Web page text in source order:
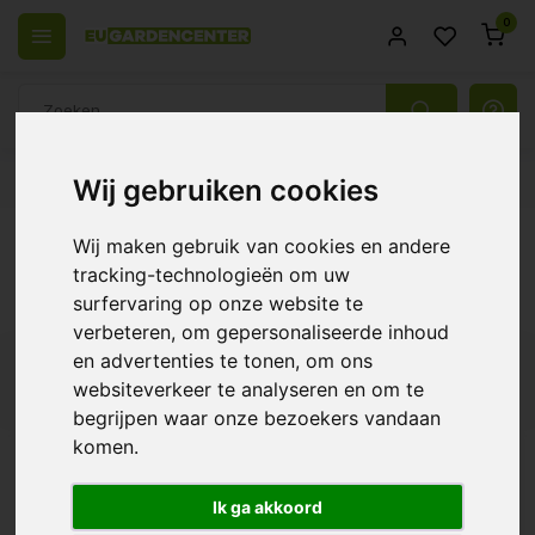
Wij gebruiken cookies
Wij maken gebruik van cookies en andere
tracking-technologieën om uw
surfervaring op onze website te
verbeteren, om gepersonaliseerde inhoud
en advertenties te tonen, om ons
websiteverkeer te analyseren en om te
begrijpen waar onze bezoekers vandaan
komen.
Ik ga akkoord
0
Passend assortiment Levering in heel Europa
Fire Knock Out
FKO Fire Knock Out de snelle
brandbestrijding
Fire Knock Out
Brandblusser